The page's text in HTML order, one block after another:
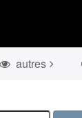
autres